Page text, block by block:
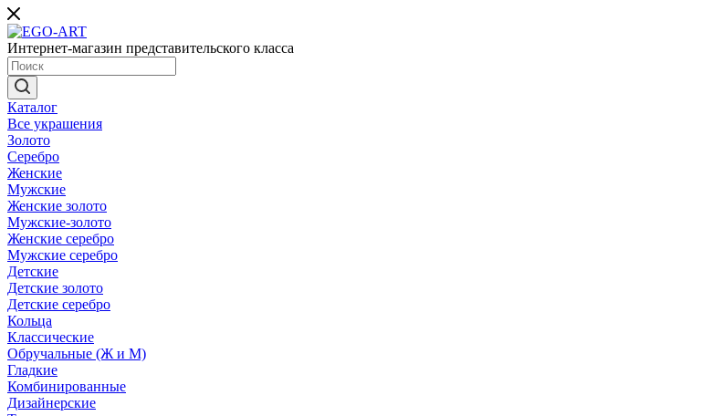
Интернет-магазин представительского класса
Каталог
Все украшения
Золото
Серебро
Женские
Мужские
Женские золото
Мужские-золото
Женские серебро
Мужские серебро
Детские
Детские золото
Детские серебро
Кольца
Классические
Обручальные (Ж и М)
Гладкие
Комбинированные
Дизайнерские